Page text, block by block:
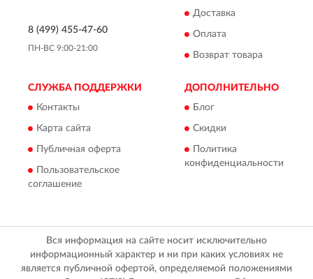
8 (499) 455-47-60
ПН-ВС 9:00-21:00
Доставка
Оплата
Возврат товара
СЛУЖБА ПОДДЕРЖКИ
Контакты
Карта сайта
Публичная оферта
Пользовательское
соглашение
ДОПОЛНИТЕЛЬНО
Блог
Скидки
Политика
конфиденциальности
Вся информация на сайте носит исключительно
информационный характер и ни при каких условиях не
является публичной офертой, определяемой положениями